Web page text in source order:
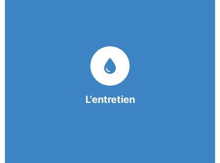
L'entretien
garantissent une prestation de nettoyage de
qualité.